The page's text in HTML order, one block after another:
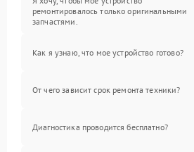
ремонтировалось только оригинальными
запчастями.
Как я узнаю, что мое устройство готово?
От чего зависит срок ремонта техники?
Диагностика проводится бесплатно?